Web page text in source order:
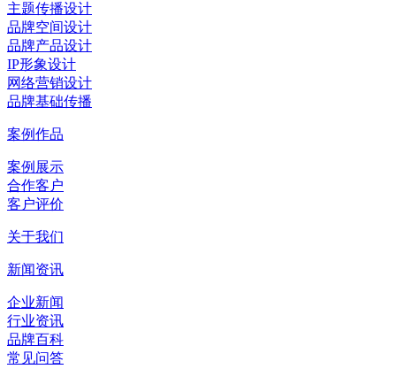
主题传播设计
品牌空间设计
品牌产品设计
IP形象设计
网络营销设计
品牌基础传播
案例作品
案例展示
合作客户
客户评价
关于我们
新闻资讯
企业新闻
行业资讯
品牌百科
常见问答